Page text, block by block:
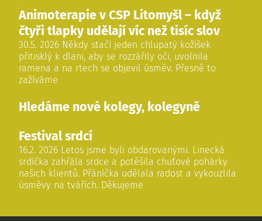
Animoterapie v CSP Litomyšl – když
čtyři tlapky udělají víc než tisíc slov
30.5. 2026 Někdy stačí jeden chlupatý kožíšek
přitisklý k dlani, aby se rozzářily oči, uvolnila
ramena a na rtech se objevil úsměv. Přesně to
zažíváme
Hledáme nové kolegy, kolegyně
Festival srdcí
16.2. 2026 Letos jsme byli obdarovanými. Linecká
srdíčka zahřála srdce a potěšila chuťové pohárky
našich klientů. Přáníčka udělala radost a vykouzlila
úsměvy na tvářích. Děkujeme